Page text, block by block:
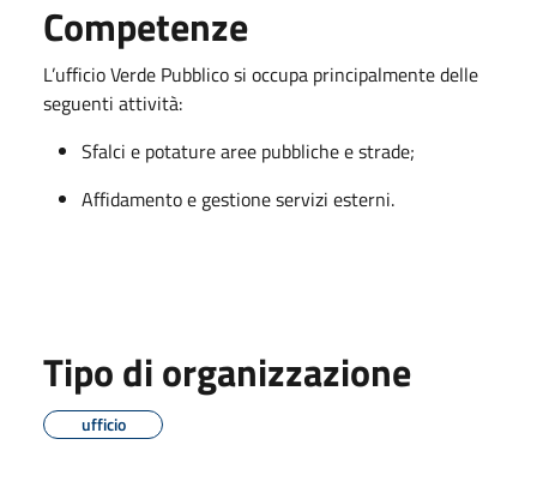
Competenze
L’ufficio Verde Pubblico si occupa principalmente delle
seguenti attività:
Sfalci e potature aree pubbliche e strade;
Affidamento e gestione servizi esterni.
Tipo di organizzazione
ufficio